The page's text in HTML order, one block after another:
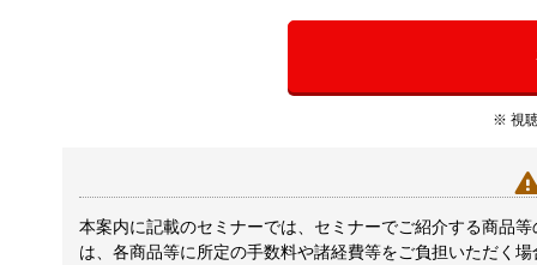
※ 視
本案内に記載のセミナーでは、セミナーでご紹介する商品
は、各商品等に所定の手数料や諸経費等をご負担いただく